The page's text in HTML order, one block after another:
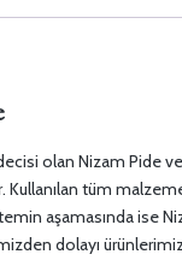
olan Nizam Pide
Kullanılan tüm
aşamasında ise
dolayı